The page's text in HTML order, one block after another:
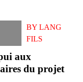
BYLANG
FILS
aux
du projet